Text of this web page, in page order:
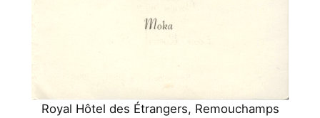
Royal Hôtel des Étrangers, Remouchamps